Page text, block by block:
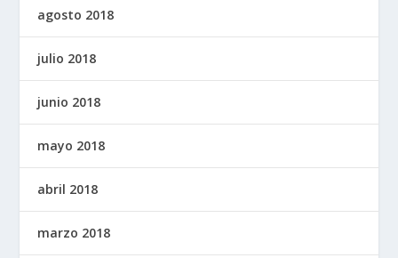
agosto 2018
julio 2018
junio 2018
mayo 2018
abril 2018
marzo 2018